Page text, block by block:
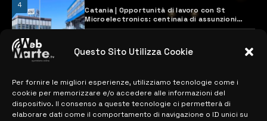
Questo Sito Utilizza Cookie
Per fornire le migliori esperienze, utilizziamo tecnologie come i
cookie per memorizzare e/o accedere alle informazioni del
dispositivo. Il consenso a queste tecnologie ci permetterà di
elaborare dati come il comportamento di navigazione o ID unici su
4
Catania | Opportunità di lavoro con St
Microelectronics: centinaia di assunzioni
previste
MAPPA DEL SITO
> NOTIZIE